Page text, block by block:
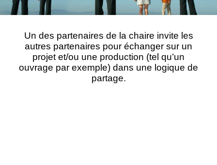
Un des partenaires de la chaire invite les
autres partenaires pour échanger sur un
projet et/ou une production (tel qu’un
ouvrage par exemple) dans une logique de
partage.